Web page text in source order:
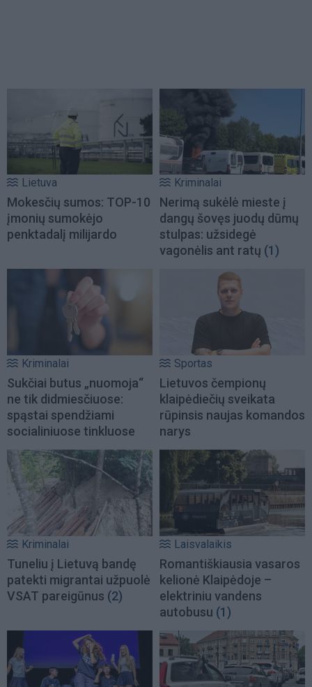
Lietuva
Mokesčių sumos: TOP-10
įmonių sumokėjo
penktadalį milijardo
Kriminalai
Nerimą sukėlė mieste į
dangų šovęs juodų dūmų
stulpas: užsidegė
vagonėlis ant ratų (1)
Kriminalai
Sukčiai butus „nuomoja“
ne tik didmiesčiuose:
spąstai spendžiami
socialiniuose tinkluose
Sportas
Lietuvos čempionų
klaipėdiečių sveikata
rūpinsis naujas komandos
narys
Kriminalai
Tuneliu į Lietuvą bandę
patekti migrantai užpuolė
VSAT pareigūnus (2)
Laisvalaikis
Romantiškiausia vasaros
kelionė Klaipėdoje –
elektriniu vandens
autobusu (1)